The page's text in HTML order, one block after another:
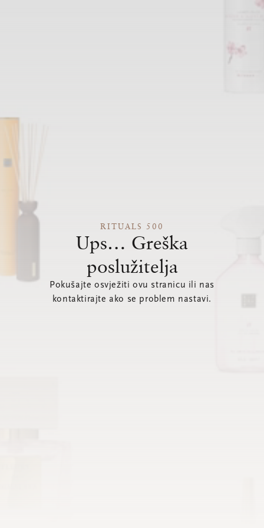
RITUALS 500
Ups… Greška
poslužitelja
Pokušajte osvježiti ovu stranicu ili nas
kontaktirajte ako se problem nastavi.